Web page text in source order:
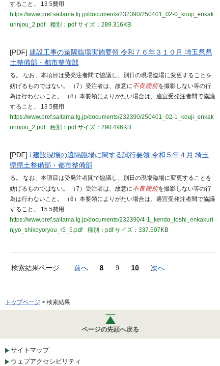
すること。 13 5費用
https://www.pref.saitama.lg.jp/documents/232390/250401_02-0_kouji_enkak
urinjou_2.pdf
種別：pdfサイズ：289.316KB
[PDF] 建設工事の遠隔臨場実施要領 令和７６年３１０月 埼玉県県
土整備部・都市整備部
る。 なお、本項目は受発注者間で協議し、別日の現場臨場に変更することを
妨げるものではない。 （7）受注者は、故意に不良箇所を撮影しない等の行
為は行わないこと。 （8）本要領によりがたい場合は、適宜受発注者間で協議
すること。 13 5費用
https://www.pref.saitama.lg.jp/documents/232390/250401_02-1_kouji_enkak
urinjou_2.pdf
種別：pdfサイズ：290.496KB
[PDF] i 建設現場の遠隔臨場に関する試行要領 令和５年４月 埼玉
県県土整備部・都市整備部
る。 なお、本項目は受発注者間で協議し、別日の現場臨場に変更することを
妨げるものではない。 （7）受注者は、故意に不良箇所を撮影しない等の行
為は行わないこと。 （8）本要領によりがたい場合は、適宜受発注者間で協議
すること。 15 5費用
https://www.pref.saitama.lg.jp/documents/232390/4-1_kendo_toshi_enkakuri
njyo_shikoyoryou_r5_5.pdf
種別：pdfサイズ：337.507KB
検索結果ページ 前へ 8 9 10 次へ
トップページ > 検索結果
ページの先頭へ戻る
サイトマップ
ウェブアクセシビリティ